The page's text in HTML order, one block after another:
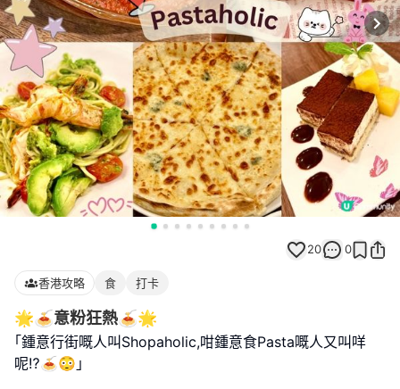
20 0
香港攻略 食 打卡
🌟🍝意粉狂熱🍝🌟
｢鍾意行街嘅人叫Shopaholic,咁鍾意食Pasta嘅人又叫咩
呢⁉🍝️😳｣